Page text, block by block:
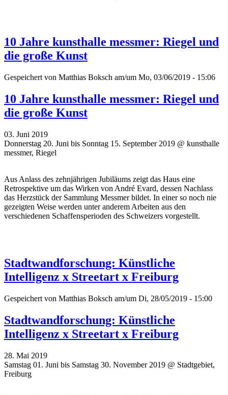
10 Jahre kunsthalle messmer: Riegel und
die große Kunst
Gespeichert von Matthias Boksch am/um Mo, 03/06/2019 - 15:06
10 Jahre kunsthalle messmer: Riegel und
die große Kunst
03. Juni 2019
Donnerstag 20. Juni bis Sonntag 15. September 2019 @ kunsthalle
messmer, Riegel
Aus Anlass des zehnjährigen Jubiläums zeigt das Haus eine
Retrospektive um das Wirken von André Evard, dessen Nachlass
das Herzstück der Sammlung Messmer bildet. In einer so noch nie
gezeigten Weise werden unter anderem Arbeiten aus den
verschiedenen Schaffensperioden des Schweizers vorgestellt.
Stadtwandforschung: Künstliche
Intelligenz x Streetart x Freiburg
Gespeichert von Matthias Boksch am/um Di, 28/05/2019 - 15:00
Stadtwandforschung: Künstliche
Intelligenz x Streetart x Freiburg
28. Mai 2019
Samstag 01. Juni bis Samstag 30. November 2019 @ Stadtgebiet,
Freiburg